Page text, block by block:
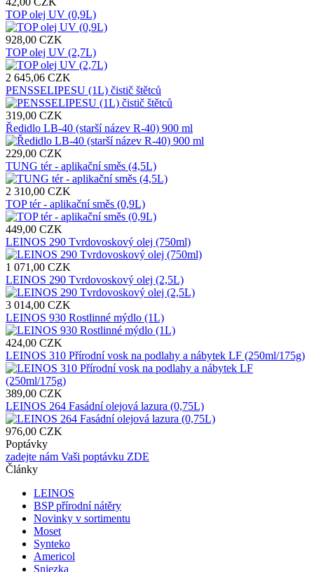
TOP olej UV (0,9L)
928,00 CZK
TOP olej UV (2,7L)
2 645,06 CZK
PENSSELIPESU (1L) čistič štětců
319,00 CZK
Ředidlo LB-40 (starší název R-40) 900 ml
229,00 CZK
TUNG tér - aplikační směs (4,5L)
2 310,00 CZK
TOP tér - aplikační směs (0,9L)
449,00 CZK
LEINOS 290 Tvrdovoskový olej (750ml)
1 071,00 CZK
LEINOS 290 Tvrdovoskový olej (2,5L)
3 014,00 CZK
LEINOS 930 Rostlinné mýdlo (1L)
424,00 CZK
LEINOS 310 Přírodní vosk na podlahy a nábytek LF (250ml/175g)
389,00 CZK
LEINOS 264 Fasádní olejová lazura (0,75L)
976,00 CZK
Poptávky
zadejte nám Vaši poptávku ZDE
Články
LEINOS
BSP přírodní nátěry
Novinky v sortimentu
Moset
Synteko
Americol
Sniezka